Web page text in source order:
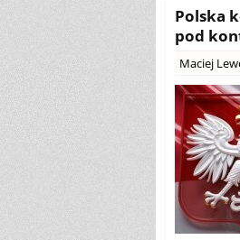
Polska
pod
Maciej